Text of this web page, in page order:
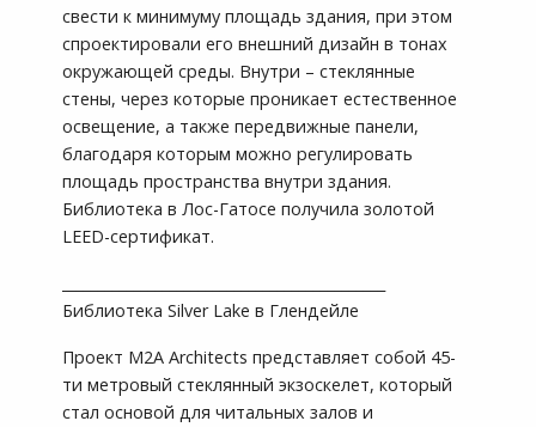
свести к минимуму площадь здания, при этом
спроектировали его внешний дизайн в тонах
окружающей среды. Внутри – стеклянные
стены, через которые проникает естественное
освещение, а также передвижные панели,
благодаря которым можно регулировать
площадь пространства внутри здания.
Библиотека в Лос-Гатосе получила золотой
LEED-сертификат.
Библиотека Silver Lake в Глендейле
Проект M2A Architects представляет собой 45-
ти метровый стеклянный экзоскелет, который
стал основой для читальных залов и